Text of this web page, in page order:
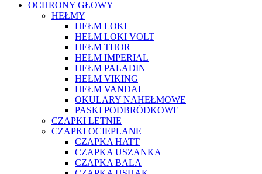
OCHRONY GŁOWY
HEŁMY
HEŁM LOKI
HEŁM LOKI VOLT
HEŁM THOR
HEŁM IMPERIAL
HEŁM PALADIN
HEŁM VIKING
HEŁM VANDAL
OKULARY NAHEŁMOWE
PASKI PODBRÓDKOWE
CZAPKI LETNIE
CZAPKI OCIEPLANE
CZAPKA HATT
CZAPKA USZANKA
CZAPKA BALA